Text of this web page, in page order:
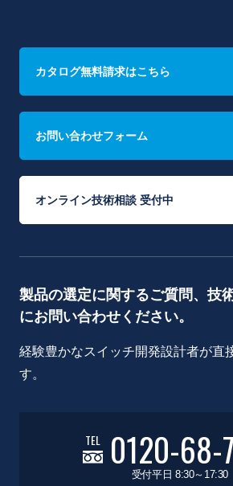
カタログ無料請求はこちら
お問い合わせフォーム
オンライン技術相談 受付中
製品の選定に関するご質問、技
にお問い合わせください。
経験豊かなスイッチ開発設計者が直
す。
TEL 0120-68-
受付平日 8:30～17:30